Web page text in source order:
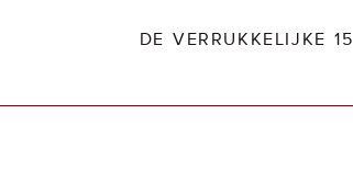
DE VERRUKKELIJKE 15